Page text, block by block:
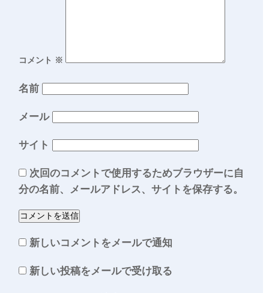
コメント ※
名前
メール
サイト
次回のコメントで使用するためブラウザーに自
分の名前、メールアドレス、サイトを保存する。
新しいコメントをメールで通知
新しい投稿をメールで受け取る